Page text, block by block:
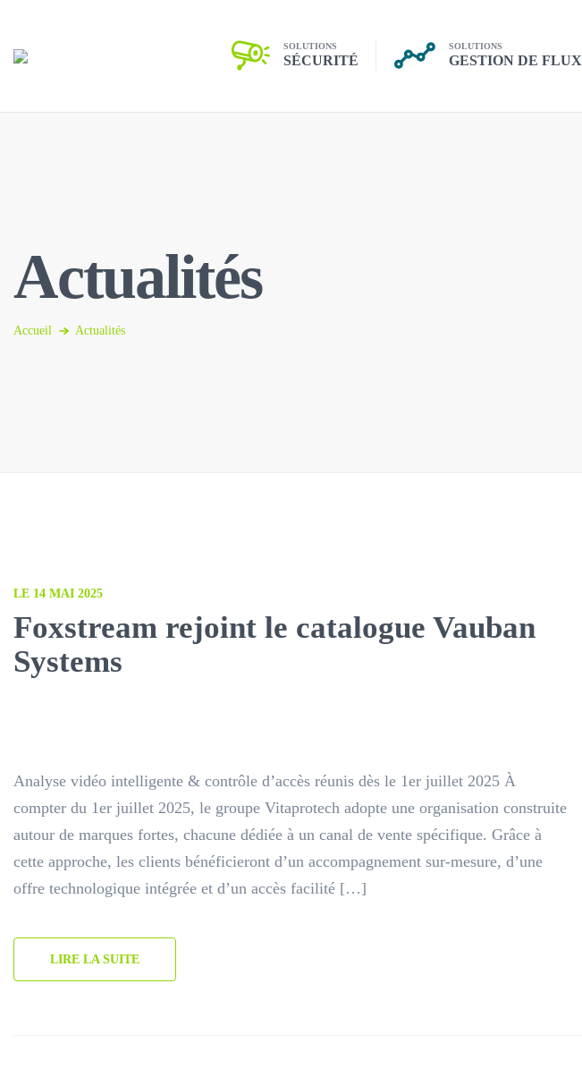
SOLUTIONS
SÉCURITÉ
SOLUTIONS
GESTION DE FLUX
Actualités
Accueil Actualités
LE 14 MAI 2025
Foxstream rejoint le catalogue Vauban
Systems
Analyse vidéo intelligente & contrôle d’accès réunis dès le 1er juillet 2025 À
compter du 1er juillet 2025, le groupe Vitaprotech adopte une organisation construite
autour de marques fortes, chacune dédiée à un canal de vente spécifique. Grâce à
cette approche, les clients bénéficieront d’un accompagnement sur-mesure, d’une
offre technologique intégrée et d’un accès facilité […]
LIRE LA SUITE